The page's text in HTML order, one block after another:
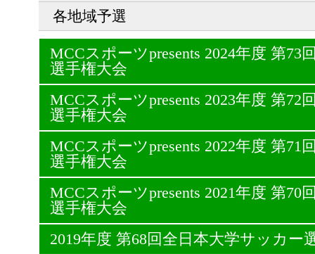
各地域予選
MCCスポーツpresents 2024年度 第73
選手権大会
MCCスポーツpresents 2023年度 第72
選手権大会
MCCスポーツpresents 2022年度 第71
選手権大会
MCCスポーツpresents 2021年度 第70
選手権大会
2019年度 第68回全日本大学サッカー